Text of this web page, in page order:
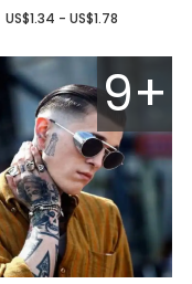
US$1.34 - US$1.78
9+